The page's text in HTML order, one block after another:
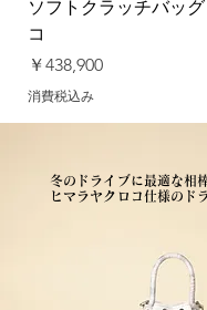
ソフトクラッチバッ
コ
価格
￥438,900
消費税込み
冬のドライブに最適な相棒
ヒマラヤクロコ仕様のド